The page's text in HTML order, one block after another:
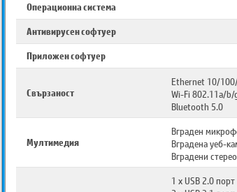
Операционна система
Антивирусен софтуер
Приложен софтуер
Свързаност
Ethernet 10/
Wi-Fi 802.11a/
Bluetooth 5.0
Мултимедия
Вграден
Вградена уеб-
Вградени
1 x USB 2.0 порт